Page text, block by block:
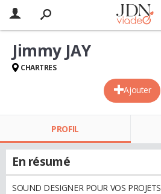
Ajouter
Jimmy JAY
CHARTRES
PROFIL
En résumé
SOUND DESIGNER POUR VOS PROJETS